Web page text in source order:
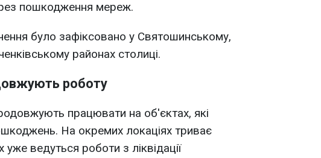
пошкодження мереж.
було зафіксовано у Святошинському,
районах столиці.
роботу
працювати на об'єктах, які
На окремих локаціях триває
ведуться роботи з ліквідації